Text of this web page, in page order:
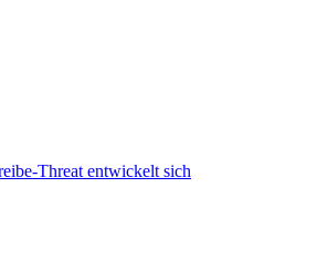
Threat entwickelt sich